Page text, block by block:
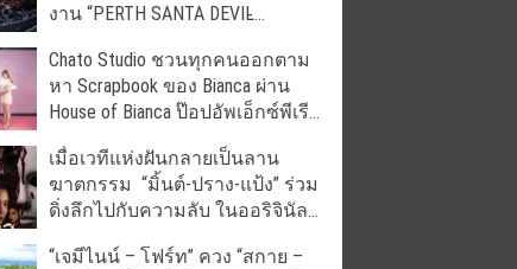
งาน “PERTH SANTA DEVIL̵...
Chato Studio ชวนทุกคนออกตาม
หา Scrapbook ของ Bianca ผ่าน
House of Bianca ป๊อปอัพเอ็กซ์พีเรี...
เมื่อเวทีแห่งฝันกลายเป็นลาน
ฆาตกรรม “มิ้นต์-ปราง-แป้ง” ร่วม
ดิ่งลึกไปกับความลับ ในออริจินัล...
“เจมีไนน์ – โฟร์ท” ควง “สกาย –